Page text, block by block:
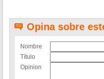
Opina sobre
Nombre
Título
Opinion